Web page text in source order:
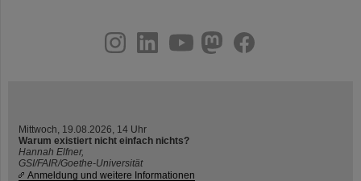
youtube
helmholtz.social
facebook
Mittwoch, 19.08.2026, 14 Uhr
Warum existiert nicht einfach nichts?
Hannah Elfner,
GSI/FAIR/Goethe-Universität
Anmeldung und weitere Informationen